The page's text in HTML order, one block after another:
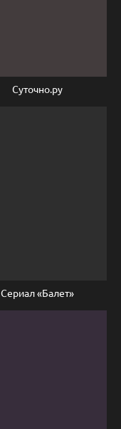
Суточно.ру
Сериал «Балет»